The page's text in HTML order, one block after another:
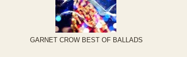
GARNET CROW BEST OF BALLADS